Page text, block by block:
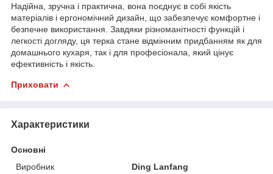
Надійна, зручна і практична, вона поєднує в собі якість
матеріалів і ергономічний дизайн, що забезпечує комфортне і
безпечне використання. Завдяки різноманітності функцій і
легкості догляду, ця терка стане відмінним придбанням як для
домашнього кухаря, так і для професіонала, який цінує
ефективність і якість.
Приховати
Характеристики
Основні
Виробник
Ding Lanfang